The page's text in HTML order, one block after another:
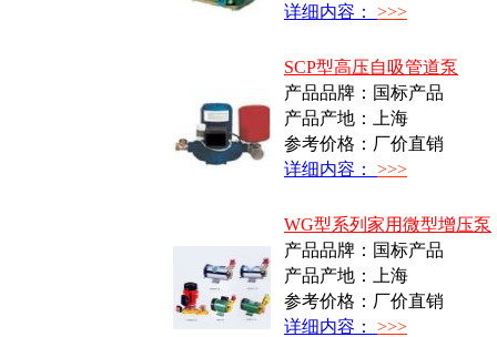
详细内容： >>>
SCP型高压自吸管道泵
产品品牌：国标产品
产品产地：上海
参考价格：厂价直销
详细内容： >>>
WG型系列家用微型增压泵
产品品牌：国标产品
产品产地：上海
参考价格：厂价直销
详细内容： >>>